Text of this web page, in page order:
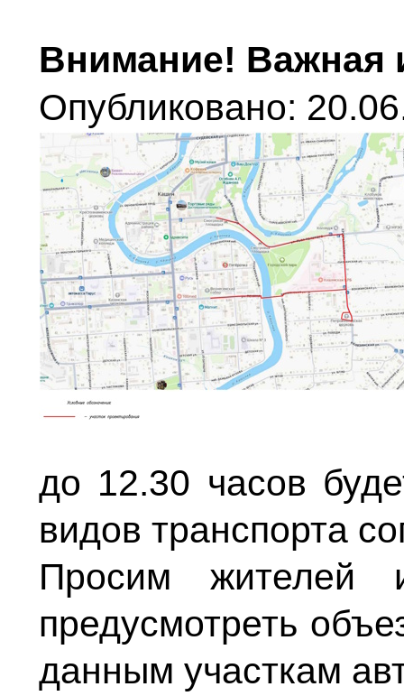
Внимание! Важная
Опубликовано:
до 12.30 часов
видов транспорта
Просим жителей
предусмотреть
данным участкам